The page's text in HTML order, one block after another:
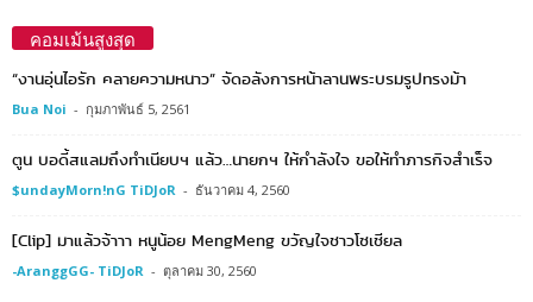
คอมเม้นสูงสุด
“งานอุ่นไอรัก คลายความหนาว” จัดอลังการหน้าลานพระบรมรูปทรงม้า
Bua Noi - กุมภาพันธ์ 5, 2561
ตูน บอดี้สแลมถึงทำเนียบฯ แล้ว…นายกฯ ให้กำลังใจ ขอให้ทำภารกิจสำเร็จ
$undayMorn!nG TiDJoR - ธันวาคม 4, 2560
[Clip] มาแล้วจ้าาา หนูน้อย MengMeng ขวัญใจชาวโซเชียล
-AranggGG- TiDJoR - ตุลาคม 30, 2560